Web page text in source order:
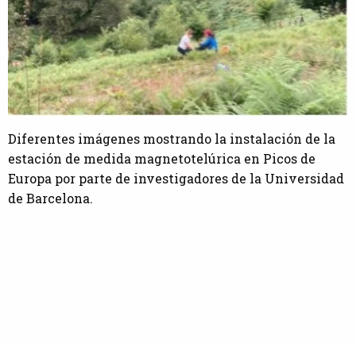
Diferentes imágenes mostrando la instalación de la
estación de medida magnetotelúrica en Picos de
Europa por parte de investigadores de la Universidad
de Barcelona.